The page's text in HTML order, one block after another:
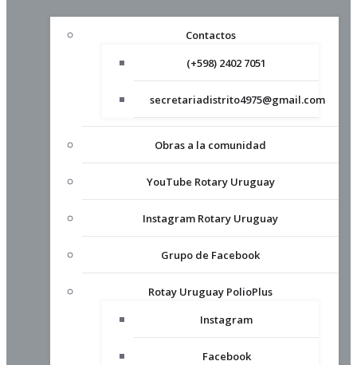
Contactos
(+598) 2402 7051
secretariadistrito4975@gmail.com
Obras a la comunidad
YouTube Rotary Uruguay
Instagram Rotary Uruguay
Grupo de Facebook
Rotay Uruguay PolioPlus
Instagram
Facebook